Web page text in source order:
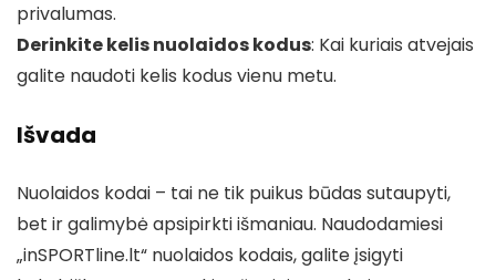
privalumas.
Derinkite kelis nuolaidos kodus: Kai kuriais atvejais
galite naudoti kelis kodus vienu metu.
Išvada
Nuolaidos kodai – tai ne tik puikus būdas sutaupyti,
bet ir galimybė apsipirkti išmaniau. Naudodamiesi
„inSPORTline.lt“ nuolaidos kodais, galite įsigyti